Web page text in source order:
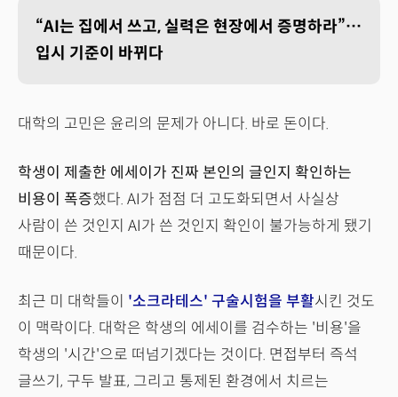
“AI는 집에서 쓰고, 실력은 현장에서 증명하라”…
입시 기준이 바뀌다
대학의 고민은 윤리의 문제가 아니다. 바로 돈이다.
학생이 제출한 에세이가 진짜 본인의 글인지 확인하는
비용이 폭증했다. AI가 점점 더 고도화되면서 사실상
사람이 쓴 것인지 AI가 쓴 것인지 확인이 불가능하게 됐기
때문이다.
최근 미 대학들이 '소크라테스' 구술시험을 부활시킨 것도
이 맥락이다. 대학은 학생의 에세이를 검수하는 '비용'을
학생의 '시간'으로 떠넘기겠다는 것이다. 면접부터 즉석
글쓰기, 구두 발표, 그리고 통제된 환경에서 치르는